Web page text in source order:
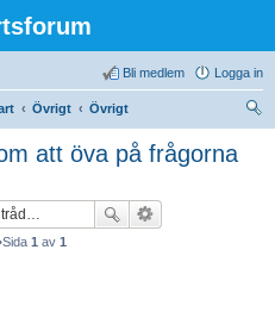
Logga in
Bli medlem
Övrigt
Övrigt
att öva på frågorna
1 av 1